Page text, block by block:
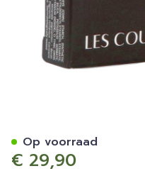
€ 29,90
Op voorraad